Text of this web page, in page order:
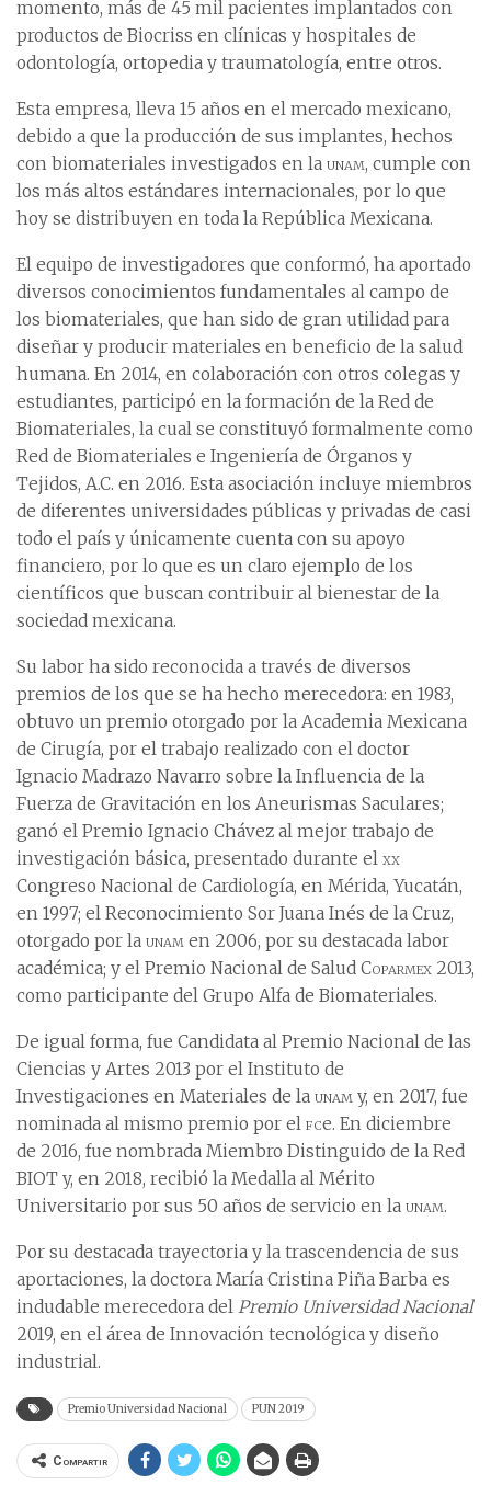
momento, más de 45 mil pacientes implantados con
productos de Biocriss en clínicas y hospitales de
odontología, ortopedia y traumatología, entre otros.
Esta empresa, lleva 15 años en el mercado mexicano,
debido a que la producción de sus implantes, hechos
con biomateriales investigados en la unam, cumple con
los más altos estándares internacionales, por lo que
hoy se distribuyen en toda la República Mexicana.
El equipo de investigadores que conformó, ha aportado
diversos conocimientos fundamentales al campo de
los biomateriales, que han sido de gran utilidad para
diseñar y producir materiales en beneficio de la salud
humana. En 2014, en colaboración con otros colegas y
estudiantes, participó en la formación de la Red de
Biomateriales, la cual se constituyó formalmente como
Red de Biomateriales e Ingeniería de Órganos y
Tejidos, A.C. en 2016. Esta asociación incluye miembros
de diferentes universidades públicas y privadas de casi
todo el país y únicamente cuenta con su apoyo
financiero, por lo que es un claro ejemplo de los
científicos que buscan contribuir al bienestar de la
sociedad mexicana.
Su labor ha sido reconocida a través de diversos
premios de los que se ha hecho merecedora: en 1983,
obtuvo un premio otorgado por la Academia Mexicana
de Cirugía, por el trabajo realizado con el doctor
Ignacio Madrazo Navarro sobre la Influencia de la
Fuerza de Gravitación en los Aneurismas Saculares;
ganó el Premio Ignacio Chávez al mejor trabajo de
investigación básica, presentado durante el xx
Congreso Nacional de Cardiología, en Mérida, Yucatán,
en 1997; el Reconocimiento Sor Juana Inés de la Cruz,
otorgado por la unam en 2006, por su destacada labor
académica; y el Premio Nacional de Salud Coparmex 2013,
como participante del Grupo Alfa de Biomateriales.
De igual forma, fue Candidata al Premio Nacional de las
Ciencias y Artes 2013 por el Instituto de
Investigaciones en Materiales de la unam y, en 2017, fue
nominada al mismo premio por el fce. En diciembre
de 2016, fue nombrada Miembro Distinguido de la Red
BIOT y, en 2018, recibió la Medalla al Mérito
Universitario por sus 50 años de servicio en la unam.
Por su destacada trayectoria y la trascendencia de sus
aportaciones, la doctora María Cristina Piña Barba es
indudable merecedora del Premio Universidad Nacional
2019, en el área de Innovación tecnológica y diseño
industrial.
Premio Universidad Nacional PUN 2019
Compartir